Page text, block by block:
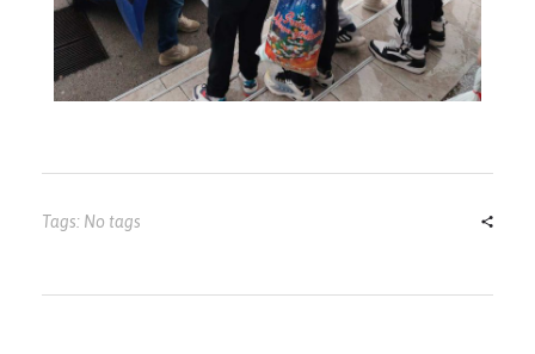
Tags: No tags